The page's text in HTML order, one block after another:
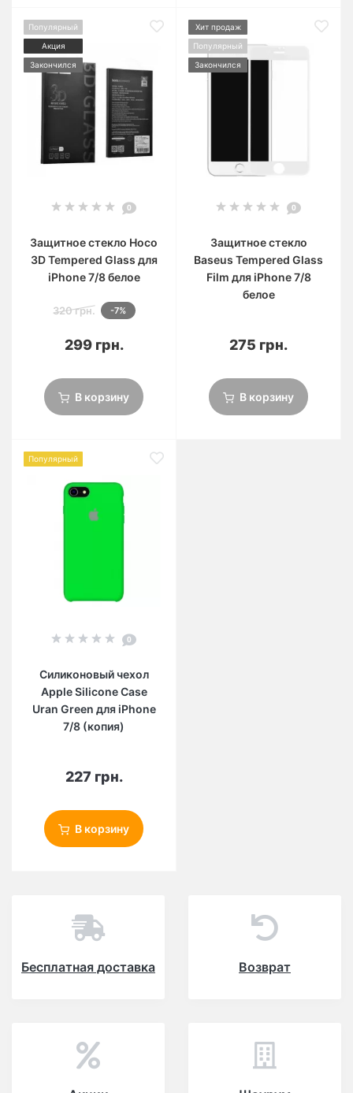
Популярный
Акция
Закончился
0
Защитное стекло Hoco
3D Tempered Glass для
iPhone 7/8 белое
320 грн. -7%
299 грн.
В корзину
Хит продаж
Популярный
Закончился
0
Защитное стекло
Baseus Tempered Glass
Film для iPhone 7/8
белое
275 грн.
В корзину
Популярный
0
Силиконовый чехол
Apple Silicone Case
Uran Green для iPhone
7/8 (копия)
227 грн.
В корзину
Бесплатная доставка Возврат